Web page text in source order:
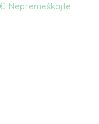
Nepremeškajte